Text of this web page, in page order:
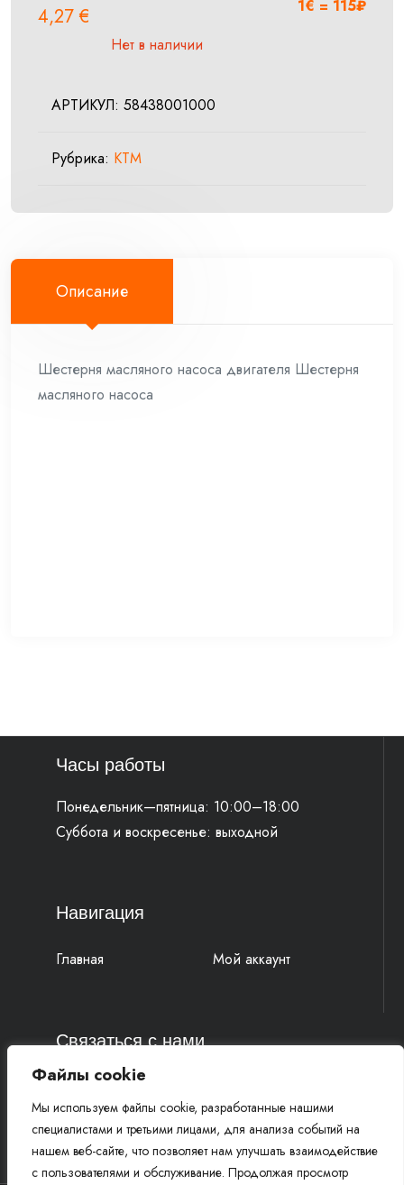
Файлы cookie
Мы используем файлы cookie, разработанные нашими
специалистами и третьими лицами, для анализа событий на
нашем веб-сайте, что позволяет нам улучшать взаимодействие
с пользователями и обслуживание. Продолжая просмотр
4,27€
1€ = 115₽
Нет в наличии
АРТИКУЛ: 58438001000
Рубрика: KTM
Описание
Шестерня масляного насоса двигателя Шестерня
масляного насоса
Часы работы
Понедельник—пятница: 10:00–18:00
Суббота и воскресенье: выходной
Навигация
Главная Мой аккаунт
Связаться с нами
4k-parts@mail.ru
+7 (977) 777 91 19 Василий
+7 (961) 815 52 58 Михаил